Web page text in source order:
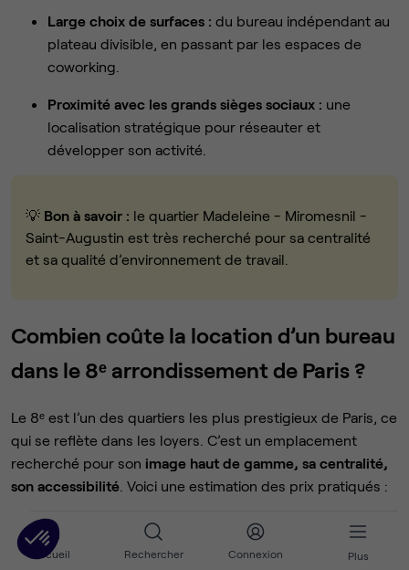
Accueil Rechercher Connexion Plus
Large choix de surfaces : du bureau indépendant au
plateau divisible, en passant par les espaces de
coworking.
Proximité avec les grands sièges sociaux : une
localisation stratégique pour réseauter et
développer son activité.
💡 Bon à savoir : le quartier Madeleine - Miromesnil -
Saint-Augustin est très recherché pour sa centralité
et sa qualité d’environnement de travail.
Combien coûte la location d’un bureau
dans le 8ᵉ arrondissement de Paris ?
Le 8ᵉ est l’un des quartiers les plus prestigieux de Paris, ce
qui se reflète dans les loyers. C’est un emplacement
recherché pour son image haut de gamme, sa centralité,
son accessibilité . Voici une estimation des prix pratiqués :
Type d’espace Prix moyen HT / poste /